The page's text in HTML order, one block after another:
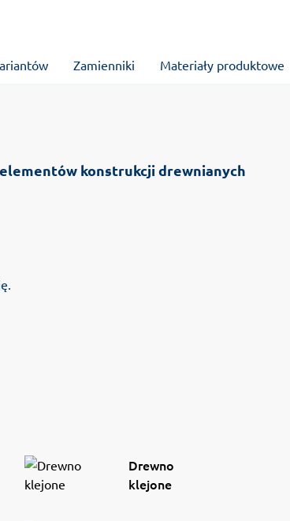
Zamienniki Materiały produktowe
konstrukcji drewnianych
Drewno
klejone